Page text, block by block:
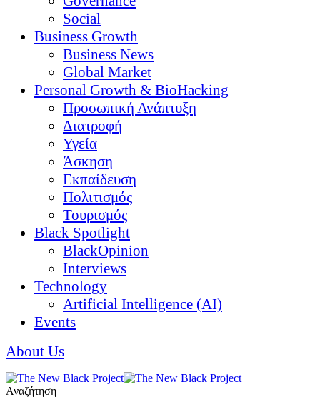
Social
Business Growth
Business News
Global Market
Personal Growth & BioHacking
Προσωπική Ανάπτυξη
Διατροφή
Υγεία
Άσκηση
Εκπαίδευση
Πολιτισμός
Τουρισμός
Black Spotlight
BlackOpinion
Interviews
Technology
Artificial Intelligence (AI)
Events
About Us
Αναζήτηση